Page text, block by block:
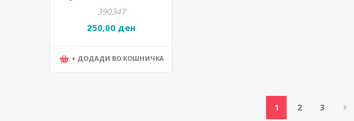
4700, Розева
390347
250,00 ден
+ ДОДАДИ ВО КОШНИЧКА
1 2 3